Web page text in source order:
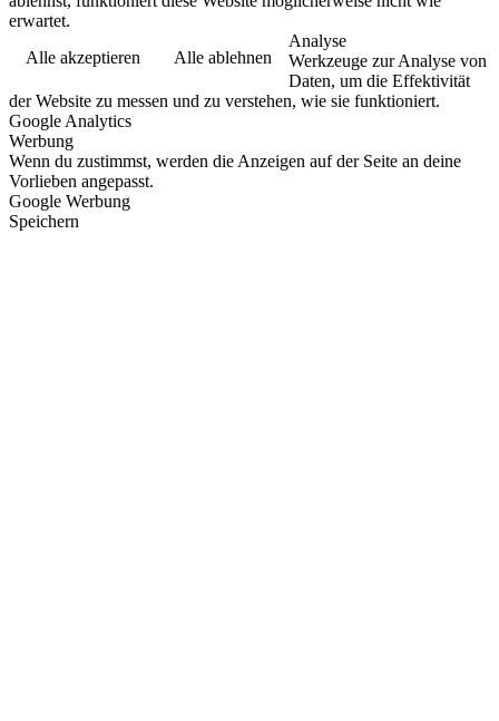
erwartet.
Alle akzeptieren
Alle ablehnen
Analyse
Werkzeuge zur Analyse von
Daten, um die Effektivität
der Website zu messen und zu verstehen, wie sie funktioniert.
Google Analytics
Werbung
Wenn du zustimmst, werden die Anzeigen auf der Seite an deine
Vorlieben angepasst.
Google Werbung
Speichern